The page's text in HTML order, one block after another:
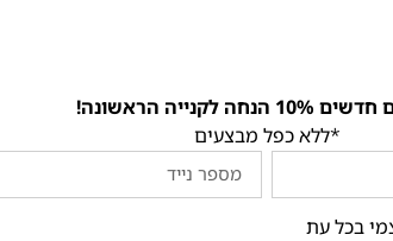
לקנייה הראשונה!
*ללא כפל מבצעים
בכל עת